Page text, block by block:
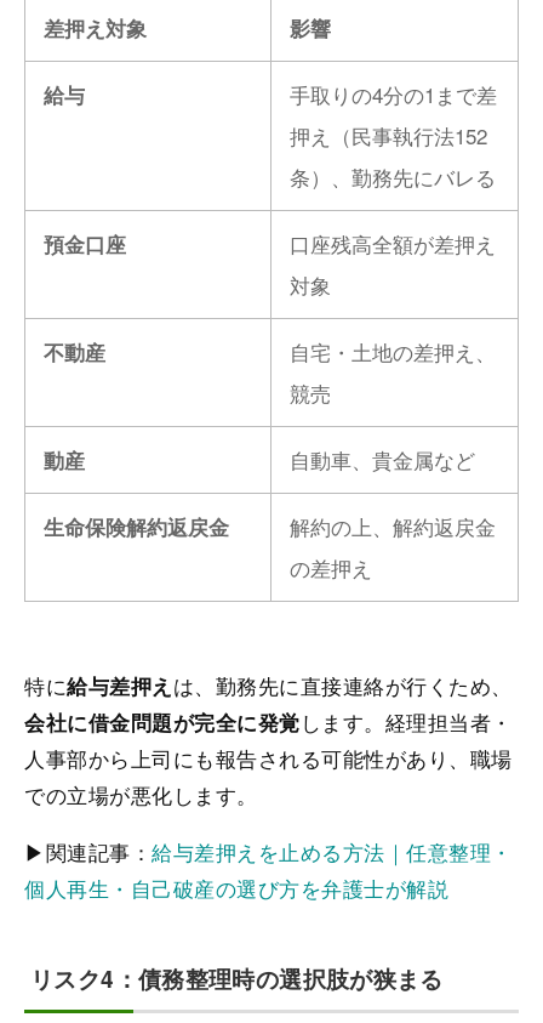
差押え対象 影響
給与
手取りの4分の1まで差
押え（民事執行法152
条）、勤務先にバレる
預金口座
口座残高全額が差押え
対象
不動産
自宅・土地の差押え、
競売
動産 自動車、貴金属など
生命保険解約返戻金
解約の上、解約返戻金
の差押え
特に給与差押え は、勤務先に直接連絡が行くため、
会社に借金問題が完全に発覚します。経理担当者・
人事部から上司にも報告される可能性があり、職場
での立場が悪化します。
▶関連記事：給与差押えを止める方法｜任意整理・
個人再生・自己破産の選び方を弁護士が解説
リスク4：債務整理時の選択肢が狭まる